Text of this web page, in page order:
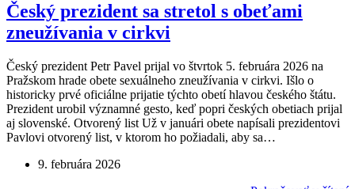
Český prezident sa stretol s obeťami
zneužívania v cirkvi
Český prezident Petr Pavel prijal vo štvrtok 5. februára 2026 na
Pražskom hrade obete sexuálneho zneužívania v cirkvi. Išlo o
historicky prvé oficiálne prijatie týchto obetí hlavou českého štátu.
Prezident urobil významné gesto, keď popri českých obetiach prijal
aj slovenské. Otvorený list Už v januári obete napísali prezidentovi
Pavlovi otvorený list, v ktorom ho požiadali, aby sa…
9. februára 2026